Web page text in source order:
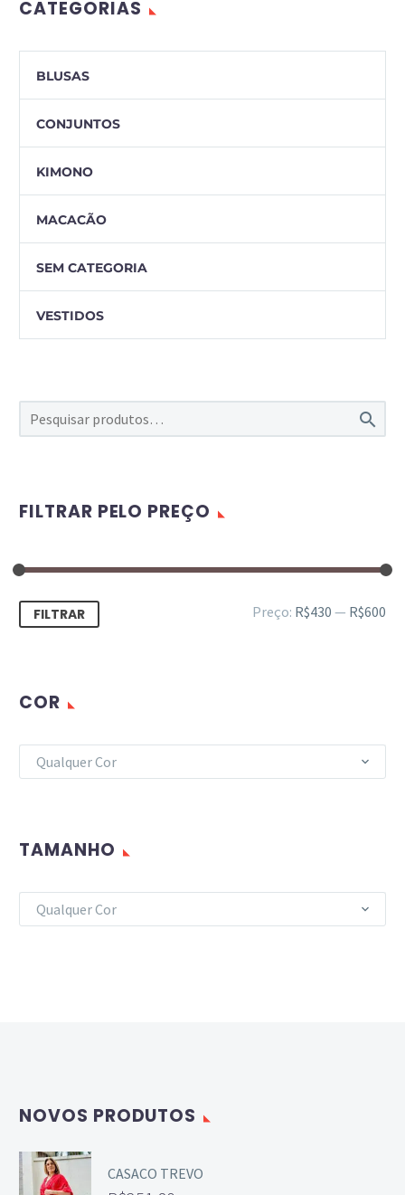
CATEGORIAS
BLUSAS
CONJUNTOS
KIMONO
MACACÃO
SEM CATEGORIA
VESTIDOS

FILTRAR PELO PREÇO
FILTRAR Preço: R$430 — R$600
COR
Qualquer Cor
TAMANHO
Qualquer Cor
NOVOS PRODUTOS
CASACO TREVO